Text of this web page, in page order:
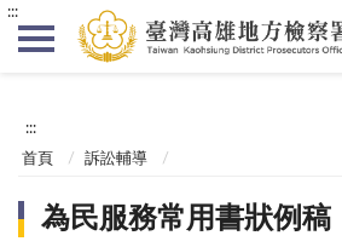
:::
:::
首頁 訴訟輔導
為民服務常用書狀例稿